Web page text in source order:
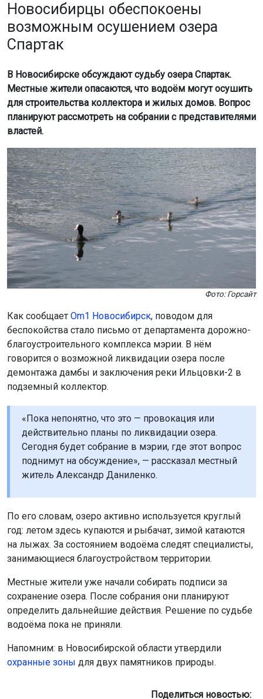
Новосибирцы обеспокоены
возможным осушением озера
Спартак
В Новосибирске обсуждают судьбу озера Спартак.
Местные жители опасаются, что водоём могут осушить
для строительства коллектора и жилых домов. Вопрос
планируют рассмотреть на собрании с представителями
властей.
Фото: Горсайт
Как сообщает Om1 Новосибирск, поводом для
беспокойства стало письмо от департамента дорожно-
благоустроительного комплекса мэрии. В нём
говорится о возможной ликвидации озера после
демонтажа дамбы и заключения реки Ильцовки-2 в
подземный коллектор.
«Пока непонятно, что это — провокация или
действительно планы по ликвидации озера.
Сегодня будет собрание в мэрии, где этот вопрос
поднимут на обсуждение», — рассказал местный
житель Александр Даниленко.
По его словам, озеро активно используется круглый
год: летом здесь купаются и рыбачат, зимой катаются
на лыжах. За состоянием водоёма следят специалисты,
занимающиеся благоустройством территории.
Местные жители уже начали собирать подписи за
сохранение озера. После собрания они планируют
определить дальнейшие действия. Решение по судьбе
водоёма пока не приняли.
Напомним: в Новосибирской области утвердили
охранные зоны для двух памятников природы.
Поделиться новостью: